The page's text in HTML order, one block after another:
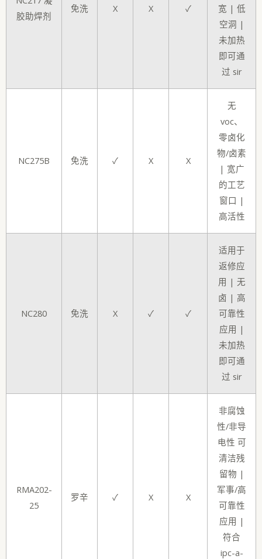
胶助焊剂
免洗 X X ✓
宽 | 低
空洞 |
未加热
即可通
过 sir
NC275B 免洗 ✓ X X
无
voc、
零卤化
物/卤素
| 宽广
的工艺
窗口 |
高活性
NC280 免洗 X ✓ ✓
适用于
返修应
用 | 无
卤 | 高
可靠性
应用 |
未加热
即可通
过 sir
RMA202-
25
罗辛 ✓ X X
非腐蚀
性/非导
电性 可
清洁残
留物 |
军事/高
可靠性
应用 |
符合
ipc-a-